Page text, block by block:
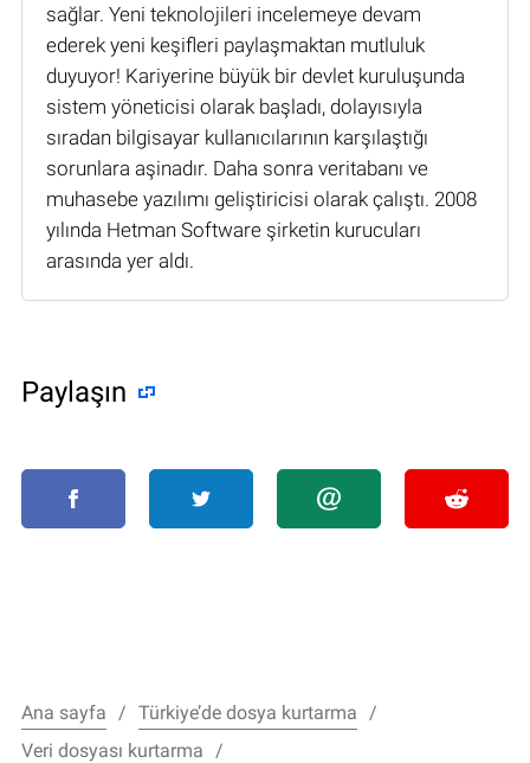
sağlar. Yeni teknolojileri incelemeye devam
ederek yeni keşifleri paylaşmaktan mutluluk
duyuyor! Kariyerine büyük bir devlet kuruluşunda
sistem yöneticisi olarak başladı, dolayısıyla
sıradan bilgisayar kullanıcılarının karşılaştığı
sorunlara aşinadır. Daha sonra veritabanı ve
muhasebe yazılımı geliştiricisi olarak çalıştı. 2008
yılında Hetman Software şirketin kurucuları
arasında yer aldı.
Paylaşın
Ana sayfa
Türkiye’de dosya kurtarma
Veri dosyası kurtarma